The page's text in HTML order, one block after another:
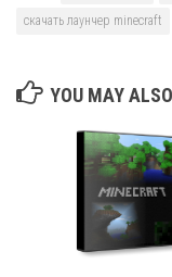
скачать лаунчер minecraft
YOU MAY